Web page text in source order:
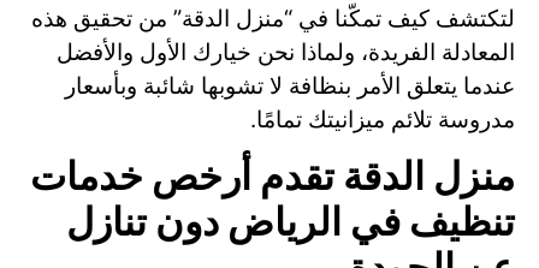
لتكتشف كيف تمكّنا في “منزل الدقة” من تحقيق هذه
المعادلة الفريدة، ولماذا نحن خيارك الأول والأفضل
عندما يتعلق الأمر بنظافة لا تشوبها شائبة وبأسعار
مدروسة تلائم ميزانيتك تمامًا.
منزل الدقة تقدم أرخص خدمات
تنظيف في الرياض دون تنازل